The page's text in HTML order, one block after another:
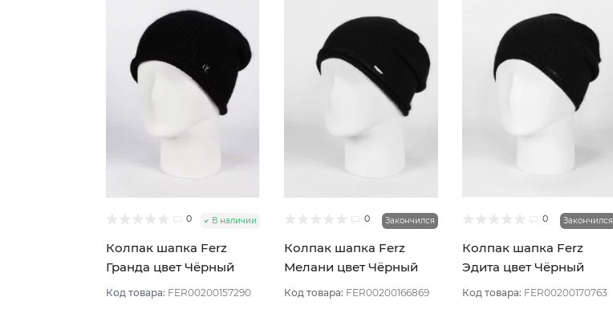
0 В наличии
Колпак шапка Ferz
Гранда цвет Чёрный
Код товара: FER00200157290
0 Закончился
Колпак шапка Ferz
Мелани цвет Чёрный
Код товара: FER00200166869
0 Закончился
Колпак шапка Ferz
Эдита цвет Чёрный
Код товара: FER00200170763